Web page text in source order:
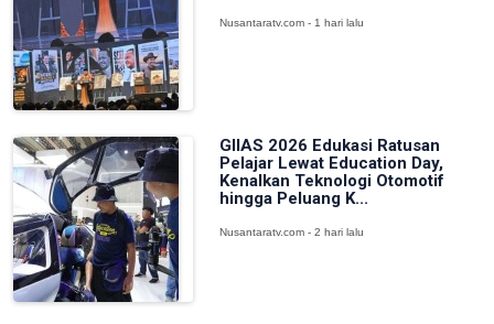
Nusantaratv.com - 1 hari lalu
GIIAS 2026 Edukasi Ratusan
Pelajar Lewat Education Day,
Kenalkan Teknologi Otomotif
hingga Peluang K...
Nusantaratv.com - 2 hari lalu